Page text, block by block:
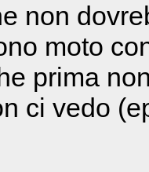
non
moto
prima
ci vedo